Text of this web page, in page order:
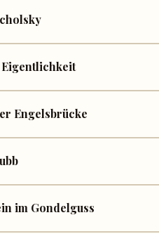
Eigentlichkeit
Engelsbrücke
im Gondelguss